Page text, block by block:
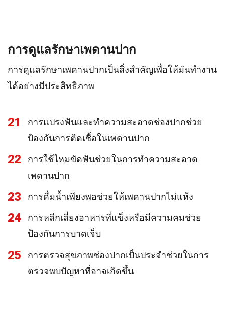
การดูแลรักษาเพดานปาก
การดูแลรักษาเพดานปากเป็นสิ่งสำคัญเพื่อให้มันทำงาน
ได้อย่างมีประสิทธิภาพ
21
การแปรงฟันและทำความสะอาดช่องปากช่วย
ป้องกันการติดเชื้อในเพดานปาก
22
การใช้ไหมขัดฟันช่วยในการทำความสะอาด
เพดานปาก
23 การดื่มน้ำเพียงพอช่วยให้เพดานปากไม่แห้ง
24
การหลีกเลี่ยงอาหารที่แข็งหรือมีความคมช่วย
ป้องกันการบาดเจ็บ
25
การตรวจสุขภาพช่องปากเป็นประจำช่วยในการ
ตรวจพบปัญหาที่อาจเกิดขึ้น